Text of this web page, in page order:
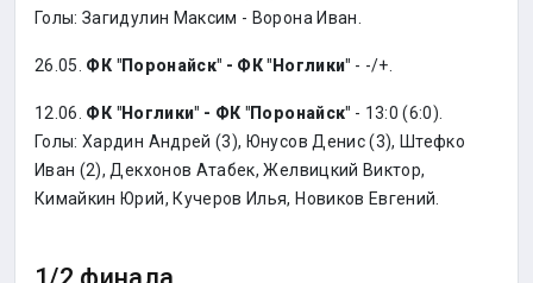
Голы: Загидулин Максим - Ворона Иван.
26.05. ФК "Поронайск" - ФК "Ноглики" - -/+.
12.06. ФК "Ноглики" - ФК "Поронайск" - 13:0 (6:0).
Голы: Хардин Андрей (3), Юнусов Денис (3), Штефко
Иван (2), Декхонов Атабек, Желвицкий Виктор,
Кимайкин Юрий, Кучеров Илья, Новиков Евгений.